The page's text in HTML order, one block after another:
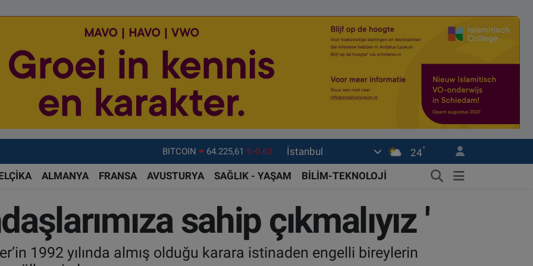
DOLAR
47,7143 %0.16
EURO
55,0317 %-0.02
GRAM ALTIN
6574.81
%1.44
13.799
İstanbul 24°
ALMANYA FRANSA AVUSTURYA SAĞLIK - YAŞAM BİLİM-TEKNOLOJİ
sahip çıkmalıyız '
1992 yılında almış olduğu karara istinaden engelli bireylerin